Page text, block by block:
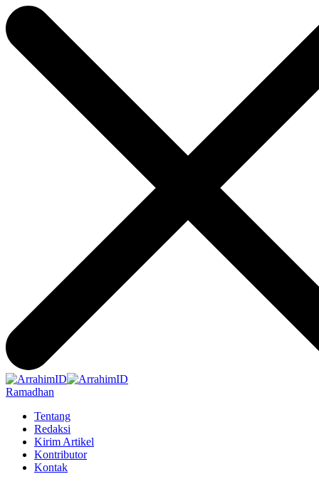
Ramadhan
Tentang
Redaksi
Kirim Artikel
Kontributor
Kontak